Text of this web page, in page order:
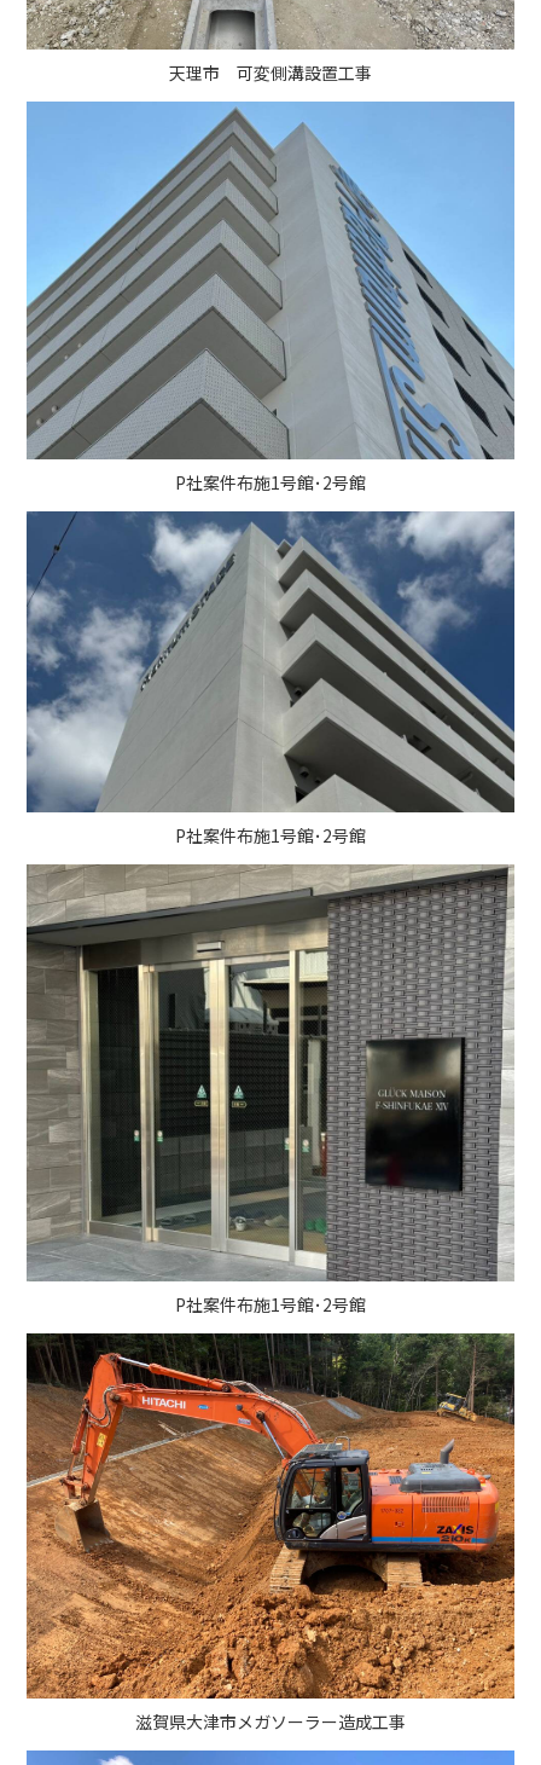
天理市 可変側溝設置工事
P社案件布施1号館･2号館
P社案件布施1号館･2号館
P社案件布施1号館･2号館
滋賀県大津市メガソーラー造成工事